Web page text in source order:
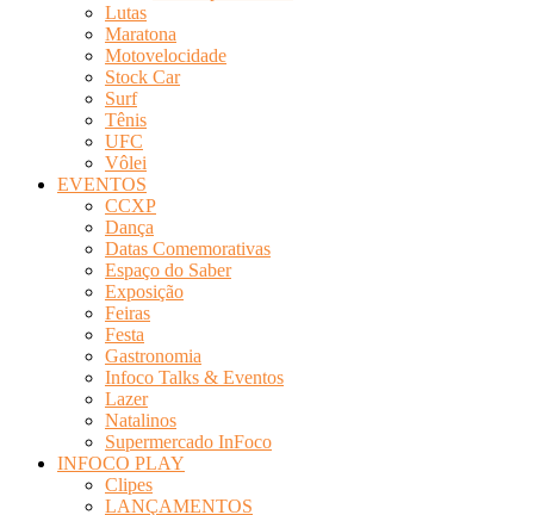
Lutas
Maratona
Motovelocidade
Stock Car
Surf
Tênis
UFC
Vôlei
EVENTOS
CCXP
Dança
Datas Comemorativas
Espaço do Saber
Exposição
Feiras
Festa
Gastronomia
Infoco Talks & Eventos
Lazer
Natalinos
Supermercado InFoco
INFOCO PLAY
Clipes
LANÇAMENTOS